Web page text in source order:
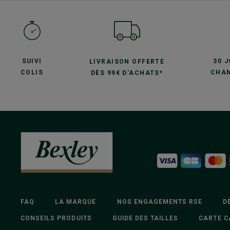
SUIVI
COLIS
LIVRAISON OFFERTE
DÈS 99€ D'ACHATS*
30
FAQ LA MARQUE NOS ENGAGEMENTS RSE
CONSEILS PRODUITS GUIDE DES TAILLES CARTE